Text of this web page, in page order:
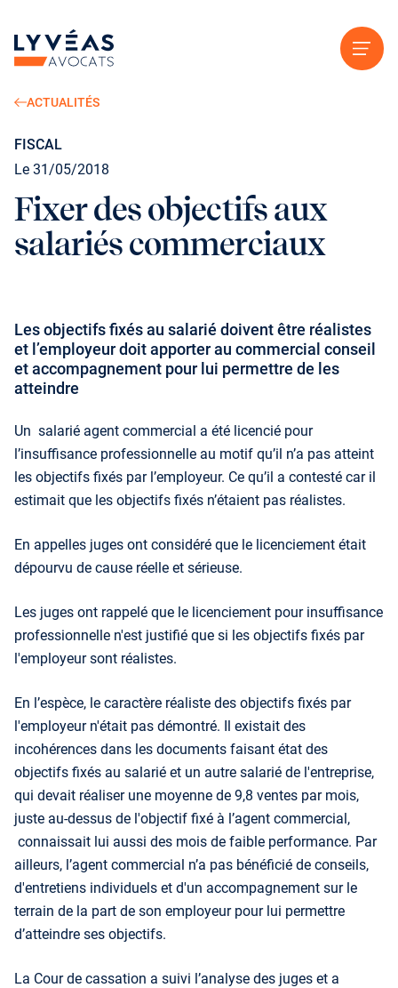
ACTUALITÉS
FISCAL
Le 31/05/2018
Fixer des objectifs aux
salariés commerciaux
Les objectifs fixés au salarié doivent être réalistes
et l’employeur doit apporter au commercial conseil
et accompagnement pour lui permettre de les
atteindre
Un salarié agent commercial a été licencié pour
l’insuffisance professionnelle au motif qu’il n’a pas atteint
les objectifs fixés par l’employeur. Ce qu’il a contesté car il
estimait que les objectifs fixés n’étaient pas réalistes.
En appelles juges ont considéré que le licenciement était
dépourvu de cause réelle et sérieuse.
Les juges ont rappelé que le licenciement pour insuffisance
professionnelle n'est justifié que si les objectifs fixés par
l'employeur sont réalistes.
En l’espèce, le caractère réaliste des objectifs fixés par
l'employeur n'était pas démontré. Il existait des
incohérences dans les documents faisant état des
objectifs fixés au salarié et un autre salarié de l'entreprise,
qui devait réaliser une moyenne de 9,8 ventes par mois,
juste au-dessus de l'objectif fixé à l’agent commercial,
connaissait lui aussi des mois de faible performance. Par
ailleurs, l’agent commercial n’a pas bénéficié de conseils,
d'entretiens individuels et d'un accompagnement sur le
terrain de la part de son employeur pour lui permettre
d’atteindre ses objectifs.
La Cour de cassation a suivi l’analyse des juges et a